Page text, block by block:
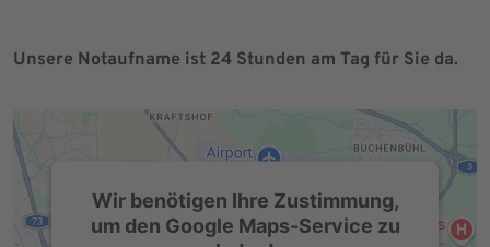
Unsere Notaufname ist 24 Stunden am Tag für Sie da.
Wir benötigen Ihre Zustimmung,
um den Google Maps-Service zu